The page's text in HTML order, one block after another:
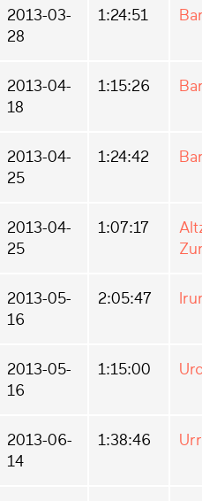
2013-03-
28
1:24:51
2013-04-
18
1:15:26
2013-04-
25
1:24:42
2013-04-
25
1:07:17
2013-05-
16
2:05:47
2013-05-
16
1:15:00
2013-06-
14
1:38:46